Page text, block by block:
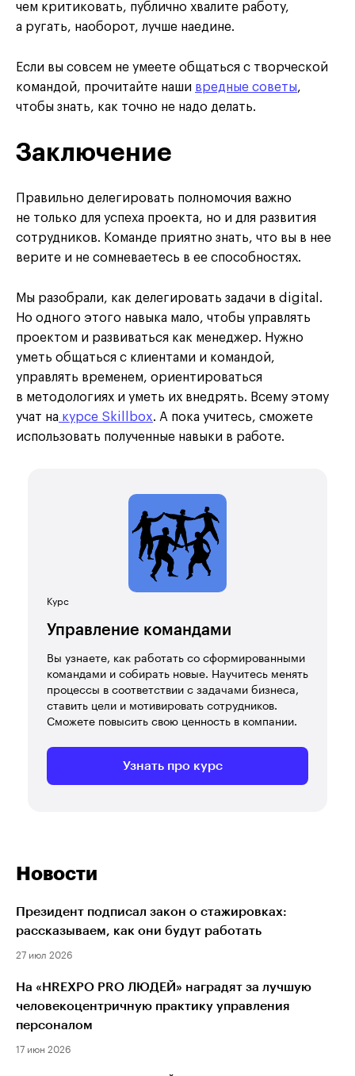
чем критиковать, публично хвалите работу,
а ругать, наоборот, лучше наедине.
Если вы совсем не умеете общаться с творческой
командой, прочитайте наши вредные советы,
чтобы знать, как точно не надо делать.
Заключение
Правильно делегировать полномочия важно
не только для успеха проекта, но и для развития
сотрудников. Команде приятно знать, что вы в нее
верите и не сомневаетесь в ее способностях.
Мы разобрали, как делегировать задачи в digital.
Но одного этого навыка мало, чтобы управлять
проектом и развиваться как менеджер. Нужно
уметь общаться с клиентами и командой,
управлять временем, ориентироваться
в методологиях и уметь их внедрять. Всему этому
учат на курсе Skillbox. А пока учитесь, сможете
использовать полученные навыки в работе.
Курс
Управление командами
Вы узнаете, как работать со сформированными
командами и собирать новые. Научитесь менять
процессы в соответствии с задачами бизнеса,
ставить цели и мотивировать сотрудников.
Сможете повысить свою ценность в компании.
Узнать про курс
Новости
Президент подписал закон о стажировках:
рассказываем, как они будут работать
27 июл 2026
На «HREXPO PRO ЛЮДЕЙ» наградят за лучшую
человекоцентричную практику управления
персоналом
17 июн 2026